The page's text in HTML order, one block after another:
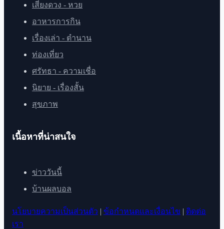
เสี่ยงดวง - หวย
อาหารการกิน
เรื่องเล่า - ตำนาน
ท่องเที่ยว
ศรัทธา - ความเชื่อ
นิยาย - เรื่องสั้น
สุขภาพ
เนื้อหาที่น่าสนใจ
ข่าววันนี้
บ้านผลบอล
นโยบายความเป็นส่วนตัว | ข้อกำหนดและเงื่อนไข | ติดต่อ
เรา